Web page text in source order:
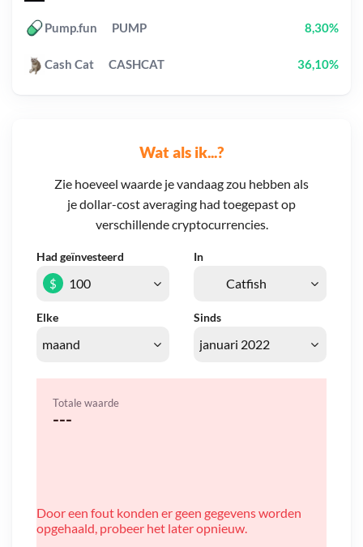
Wat als ik...?
Zie hoeveel waarde je vandaag zou hebben als
je dollar-cost averaging had toegepast op
verschillende cryptocurrencies.
Had geïnvesteerd In
Elke Sinds
$
Totale waarde
---
Door een fout konden er geen gegevens worden
opgehaald, probeer het later opnieuw.
Pump.fun PUMP 8,30%
Cash Cat CASHCAT 36,10%